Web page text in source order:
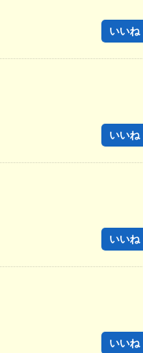
いいね
いいね
いいね
いいね